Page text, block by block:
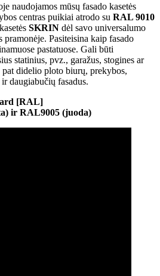
naudojamos mūsų fasado kasetės
centras puikiai atrodo su RAL 9010
SKRIN dėl savo universalumo
pramonėje. Pasiteisina kaip fasado
pastatuose. Gali būti
statinius, pvz., garažus, stogines ar
didelio ploto biurų, prekybos,
daugiabučių fasadus.
[RAL]
ir RAL9005 (juoda)